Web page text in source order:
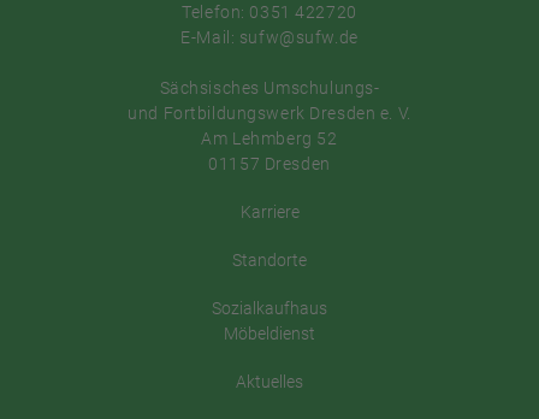
Telefon: 0351 422720
E-Mail: sufw@sufw.de
Sächsisches Umschulungs-
und Fortbildungswerk Dresden e. V.
Am Lehmberg 52
01157 Dresden
Karriere
Standorte
Sozialkaufhaus
Möbeldienst
Aktuelles